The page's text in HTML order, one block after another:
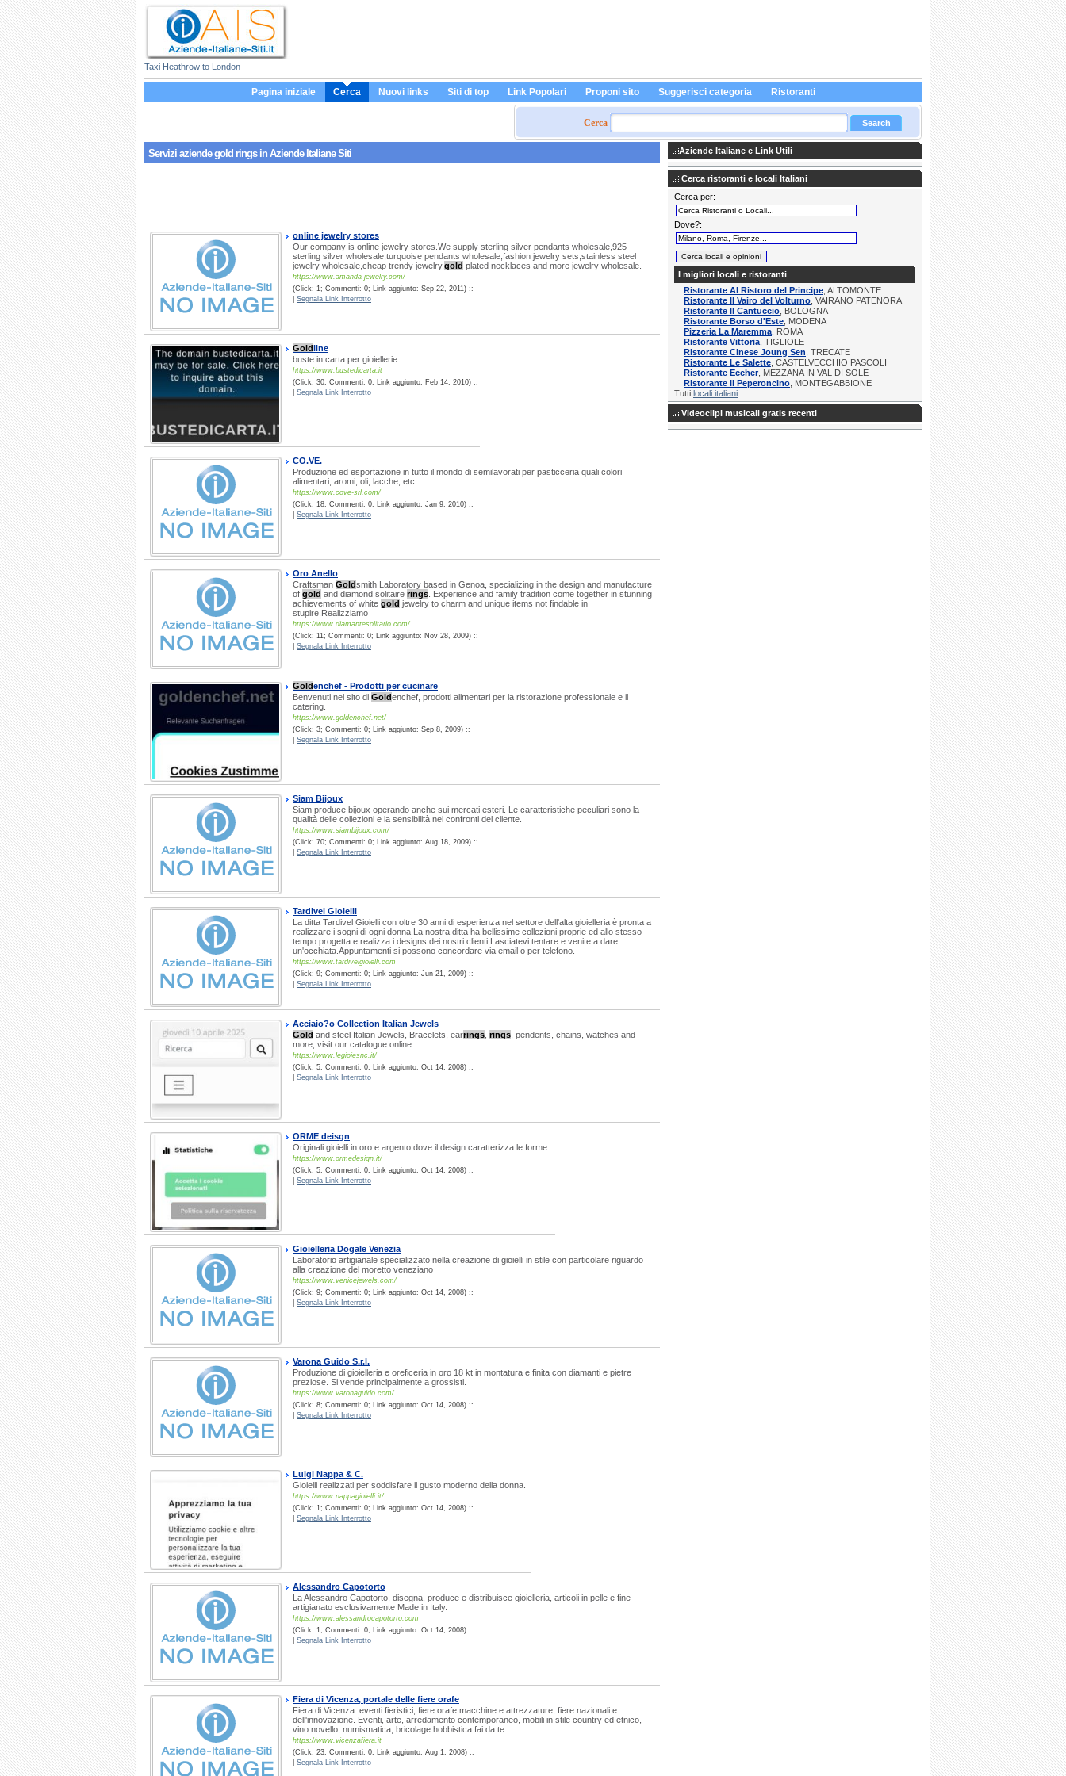
Taxi Heathrow to London
Pagina iniziale Cerca Nuovi links Siti di top Link Popolari Proponi sito Suggerisci categoria Ristoranti
Cerca
Servizi aziendegold ringsin Aziende Italiane Siti
online jewelry stores
Our company is online jewelry stores.We supply sterling silver pendants wholesale,925
sterling silver wholesale,turquoise pendants wholesale,fashion jewelry sets,stainless steel
jewelry wholesale,cheap trendy jewelry,gold plated necklaces and more jewelry wholesale.
https://www.amanda-jewelry.com/
(Click: 1; Commenti: 0; Link aggiunto: Sep 22, 2011) ::
Segnala Link Interrotto
Goldline
buste in carta per gioiellerie
https://www.bustedicarta.it
(Click: 30; Commenti: 0; Link aggiunto: Feb 14, 2010) ::
Segnala Link Interrotto
CO.VE.
Produzione ed esportazione in tutto il mondo di semilavorati per pasticceria quali colori
alimentari, aromi, oli, lacche, etc.
https://www.cove-srl.com/
(Click: 18; Commenti: 0; Link aggiunto: Jan 9, 2010) ::
Segnala Link Interrotto
Oro Anello
Craftsman Goldsmith Laboratory based in Genoa, specializing in the design and manufacture
of gold and diamond solitaire rings . Experience and family tradition come together in stunning
achievements of white gold jewelry to charm and unique items not findable in
stupire.Realizziamo
https://www.diamantesolitario.com/
(Click: 11; Commenti: 0; Link aggiunto: Nov 28, 2009) ::
Segnala Link Interrotto
Goldenchef - Prodotti per cucinare
Benvenuti nel sito di Goldenchef, prodotti alimentari per la ristorazione professionale e il
catering.
https://www.goldenchef.net/
(Click: 3; Commenti: 0; Link aggiunto: Sep 8, 2009) ::
Segnala Link Interrotto
Siam Bijoux
Siam produce bijoux operando anche sui mercati esteri. Le caratteristiche peculiari sono la
qualità delle collezioni e la sensibilità nei confronti del cliente.
https://www.siambijoux.com/
(Click: 70; Commenti: 0; Link aggiunto: Aug 18, 2009) ::
Segnala Link Interrotto
Tardivel Gioielli
La ditta Tardivel Gioielli con oltre 30 anni di esperienza nel settore dell'alta gioielleria è pronta a
realizzare i sogni di ogni donna.La nostra ditta ha bellissime collezioni proprie ed allo stesso
tempo progetta e realizza i designs dei nostri clienti.Lasciatevi tentare e venite a dare
un'occhiata.Appuntamenti si possono concordare via email o per telefono.
https://www.tardivelgioielli.com
(Click: 9; Commenti: 0; Link aggiunto: Jun 21, 2009) ::
Segnala Link Interrotto
Acciaio?o Collection Italian Jewels
Gold and steel Italian Jewels, Bracelets, earrings rings , pendents, chains, watches and
more, visit our catalogue online.
https://www.legioiesnc.it/
(Click: 5; Commenti: 0; Link aggiunto: Oct 14, 2008) ::
Segnala Link Interrotto
ORME deisgn
Originali gioielli in oro e argento dove il design caratterizza le forme.
https://www.ormedesign.it/
(Click: 5; Commenti: 0; Link aggiunto: Oct 14, 2008) ::
Segnala Link Interrotto
Gioielleria Dogale Venezia
Laboratorio artigianale specializzato nella creazione di gioielli in stile con particolare riguardo
alla creazione del moretto veneziano
https://www.venicejewels.com/
(Click: 9; Commenti: 0; Link aggiunto: Oct 14, 2008) ::
Segnala Link Interrotto
Varona Guido S.r.l.
Produzione di gioielleria e oreficeria in oro 18 kt in montatura e finita con diamanti e pietre
preziose. Si vende principalmente a grossisti.
https://www.varonaguido.com/
(Click: 8; Commenti: 0; Link aggiunto: Oct 14, 2008) ::
Segnala Link Interrotto
Luigi Nappa & C.
Gioielli realizzati per soddisfare il gusto moderno della donna.
https://www.nappagioielli.it/
(Click: 1; Commenti: 0; Link aggiunto: Oct 14, 2008) ::
Segnala Link Interrotto
Alessandro Capotorto
La Alessandro Capotorto, disegna, produce e distribuisce gioielleria, articoli in pelle e fine
artigianato esclusivamente Made in Italy.
https://www.alessandrocapotorto.com
(Click: 1; Commenti: 0; Link aggiunto: Oct 14, 2008) ::
Segnala Link Interrotto
Fiera di Vicenza, portale delle fiere orafe
Fiera di Vicenza: eventi fieristici, fiere orafe macchine e attrezzature, fiere nazionali e
dell'innovazione. Eventi, arte, arredamento contemporaneo, mobili in stile country ed etnico,
vino novello, numismatica, bricolage hobbistica fai da te.
https://www.vicenzafiera.it
(Click: 23; Commenti: 0; Link aggiunto: Aug 1, 2008) ::
Segnala Link Interrotto
Aziende Italiane e Link Utili
Cerca ristoranti e locali Italiani
Cerca per:
Dove?:
I migliori locali e ristoranti
Ristorante Al Ristoro del Principe , ALTOMONTE
Ristorante Il Vairo del Volturno , VAIRANO PATENORA
Ristorante Il Cantuccio , BOLOGNA
Ristorante Borso d'Este , MODENA
Pizzeria La Maremma , ROMA
Ristorante Vittoria , TIGLIOLE
Ristorante Cinese Joung Sen , TRECATE
Ristorante Le Salette , CASTELVECCHIO PASCOLI
Ristorante Eccher, MEZZANA IN VAL DI SOLE
Ristorante Il Peperoncino , MONTEGABBIONE
Tutti locali italiani
Videoclipi musicali gratis recenti